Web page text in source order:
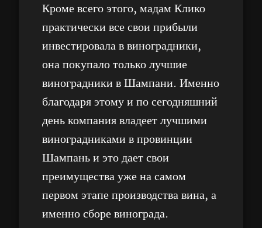
Кроме всего этого, мадам Клико
практически все свои прибыли
инвестировала в виноградники,
она покупало только лучшие
виноградники в Шампани. Именно
благодаря этому и по сегодняшний
день компания владеет лучшими
виноградниками в провинции
Шампань и это дает свои
преимущества уже на самом
первом этапе производства вина, а
именно сборе винограда.